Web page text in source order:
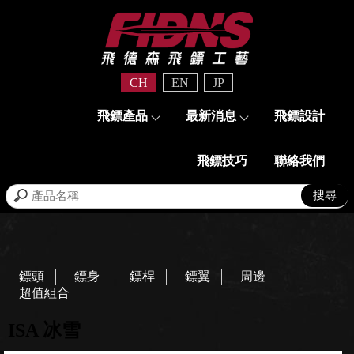
CH EN JP
飛鏢產品 最新消息 飛鏢設計
飛鏢技巧 聯絡我們
鏢頭 鏢身 鏢桿 鏢翼
周邊
超值組合